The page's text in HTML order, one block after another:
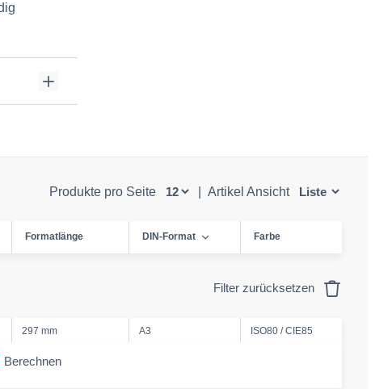
Produkte pro Seite Artikel Ansicht
Formatlänge DIN-Format Farbe
Filter zurücksetzen
297 mm A3 ISO80 / CIE85
amount
Berechnen